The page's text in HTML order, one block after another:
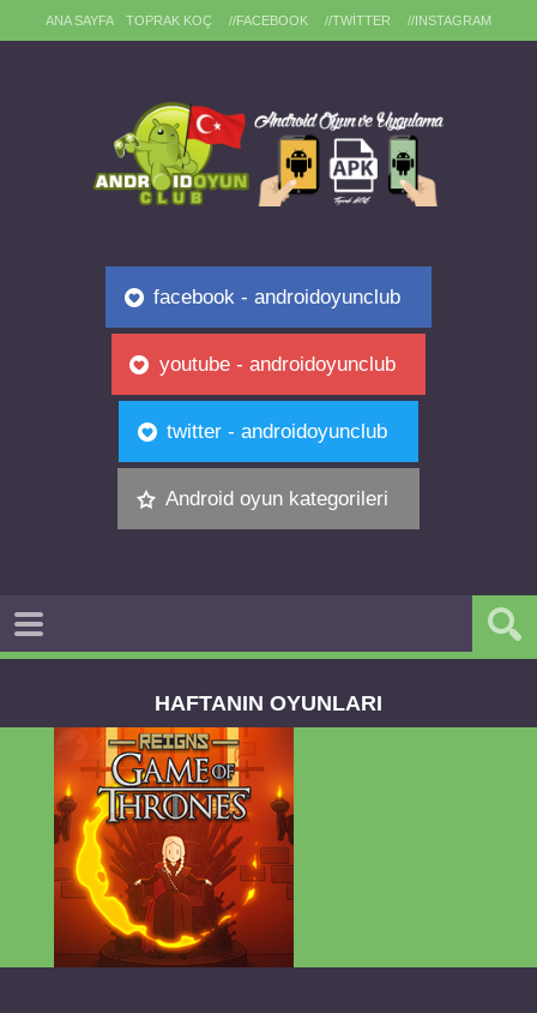
ANA SAYFA TOPRAK KOÇ //FACEBOOK //TWITTER //INSTAGRAM
facebook - androidoyunclub
youtube - androidoyunclub
twitter - androidoyunclub
Android oyun kategorileri
HAFTANIN OYUNLARI